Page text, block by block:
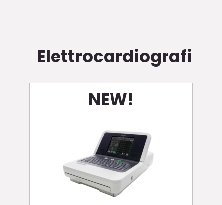
Elettrocardiografi
NEW!